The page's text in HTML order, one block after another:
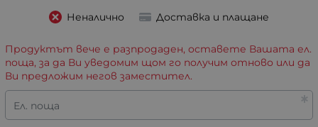
Неналично Доставка и плащане
Продуктът вече е разпродаден, оставете Вашата ел.
поща, за да Ви уведомим щом го получим отново или да
Ви предложим негов заместител.
Ел. поща